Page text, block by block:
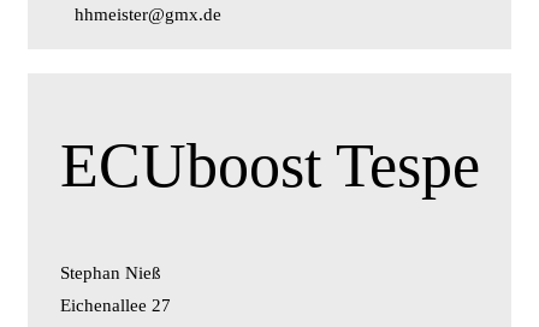
hhmeister@gmx.de
ECUboost Tespe
Stephan Nieß
Eichenallee 27